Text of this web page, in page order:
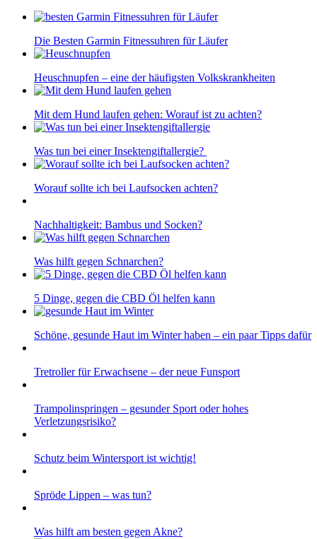
Die Besten Garmin Fitnessuhren für Läufer
Heuschnupfen – eine der häufigsten Volkskrankheiten
Mit dem Hund laufen gehen: Worauf ist zu achten?
Was tun bei einer Insektengiftallergie?
Worauf sollte ich bei Laufsocken achten?
Nachhaltigkeit: Bambus und Socken?
Was hilft gegen Schnarchen?
5 Dinge, gegen die CBD Öl helfen kann
Schöne, gesunde Haut im Winter haben – ein paar Tipps dafür
Tretroller für Erwachsene – der neue Funsport
Trampolinspringen – gesunder Sport oder hohes
Verletzungsrisiko?
Schutz beim Wintersport ist wichtig!
Spröde Lippen – was tun?
Was hilft am besten gegen Akne?